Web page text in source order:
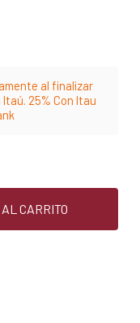
al finalizar
25% Con Itau
CARRITO